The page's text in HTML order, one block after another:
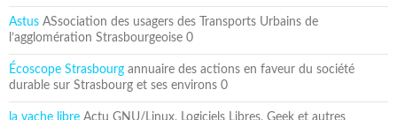
Astus ASsociation des usagers des Transports Urbains de
l’agglomération Strasbourgeoise 0
Écoscope Strasbourg annuaire des actions en faveur du société
durable sur Strasbourg et ses environs 0
la vache libre Actu GNU/Linux, Logiciels Libres, Geek et autres